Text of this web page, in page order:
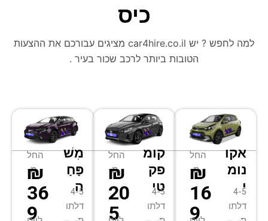
כיס
למה לחפש ? יש car4hire.co.il מציגים עבורכם את ההצעות
הטובות ביותר לרכב שכור בעיר .
אקו
נומ
י
4-5
דלתו
החל
מ-
₪
16
9
קומ
פק
טי
4-5
דלתו
החל
מ-
₪
20
5
מִשׁ
פָּחָ
ה
4-5
דלתו
החל
מ-
₪
36
9